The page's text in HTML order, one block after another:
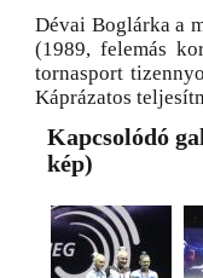
Dévai Boglárka a
(1989, felemás
tornasport
Káprázatos
Kapcsolódó
kép)